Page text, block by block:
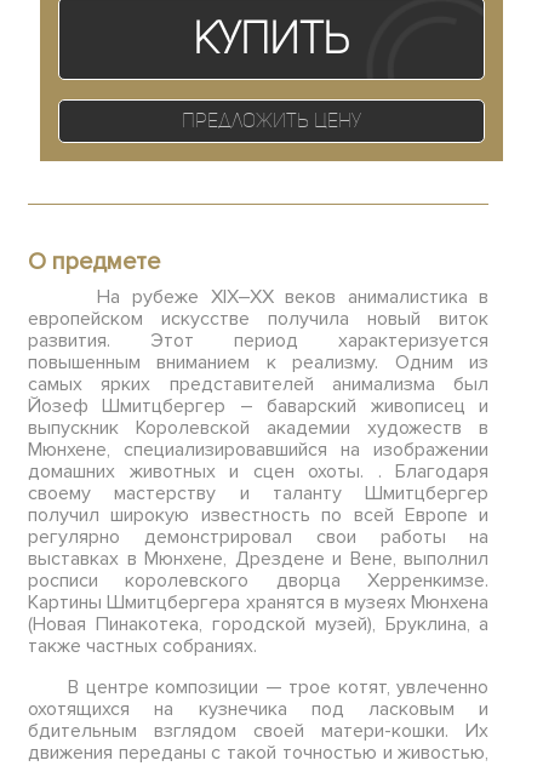
Купить
Предложить цену
О предмете
На рубеже XIX–XX веков анималистика в
европейском искусстве получила новый виток
развития. Этот период характеризуется
повышенным вниманием к реализму. Одним из
самых ярких представителей анимализма был
Йозеф Шмитцбергер – баварский живописец и
выпускник Королевской академии художеств в
Мюнхене, специализировавшийся на изображении
домашних животных и сцен охоты. . Благодаря
своему мастерству и таланту Шмитцбергер
получил широкую известность по всей Европе и
регулярно демонстрировал свои работы на
выставках в Мюнхене, Дрездене и Вене, выполнил
росписи королевского дворца Херренкимзе.
Картины Шмитцбергера хранятся в музеях Мюнхена
(Новая Пинакотека, городской музей), Бруклина, а
также частных собраниях.
В центре композиции — трое котят, увлеченно
охотящихся на кузнечика под ласковым и
бдительным взглядом своей матери-кошки. Их
движения переданы с такой точностью и живостью,